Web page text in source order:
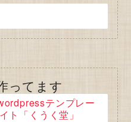
ってます
テンプレー
ト「くうく堂」